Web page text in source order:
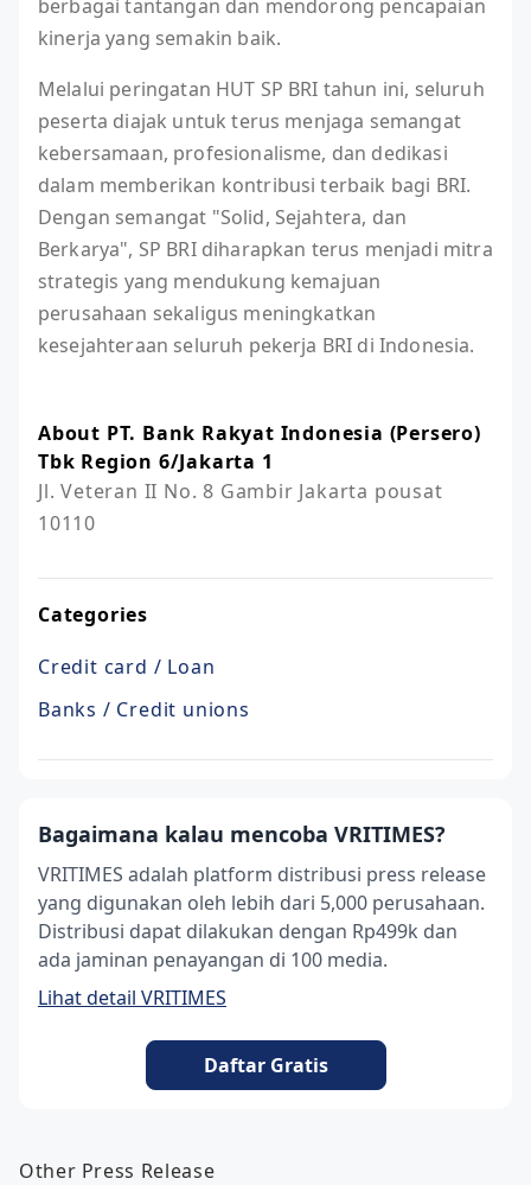
berbagai tantangan dan mendorong pencapaian
kinerja yang semakin baik.
Melalui peringatan HUT SP BRI tahun ini, seluruh
peserta diajak untuk terus menjaga semangat
kebersamaan, profesionalisme, dan dedikasi
dalam memberikan kontribusi terbaik bagi BRI.
Dengan semangat "Solid, Sejahtera, dan
Berkarya", SP BRI diharapkan terus menjadi mitra
strategis yang mendukung kemajuan
perusahaan sekaligus meningkatkan
kesejahteraan seluruh pekerja BRI di Indonesia.
About PT. Bank Rakyat Indonesia (Persero)
Tbk Region 6/Jakarta 1
Jl. Veteran II No. 8 Gambir Jakarta pousat
10110
Categories
Credit card / Loan
Banks / Credit unions
Bagaimana kalau mencoba VRITIMES?
VRITIMES adalah platform distribusi press release
yang digunakan oleh lebih dari 5,000 perusahaan.
Distribusi dapat dilakukan dengan Rp499k dan
ada jaminan penayangan di 100 media.
Lihat detail VRITIMES
Daftar Gratis
Other Press Release